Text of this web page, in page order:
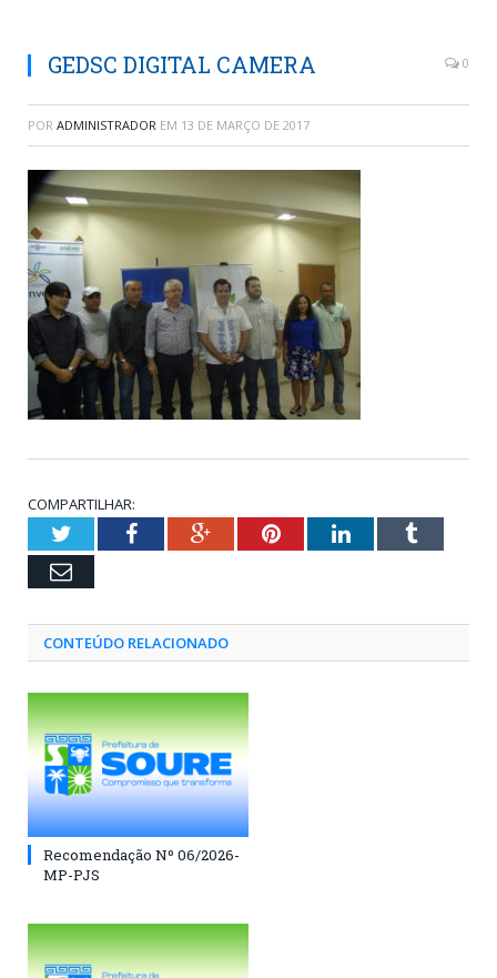
GEDSC DIGITAL CAMERA 0
POR ADMINISTRADOR EM 13 DE MARÇO DE 2017
COMPARTILHAR:
TwitterFacebookGoogle+PinterestLinkedInTumblr
Email
CONTEÚDO RELACIONADO
Recomendação Nº 06/2026-
MP-PJS